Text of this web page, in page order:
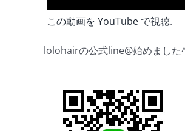
この動画を YouTube で視聴.
lolohairの公式line@始めまし